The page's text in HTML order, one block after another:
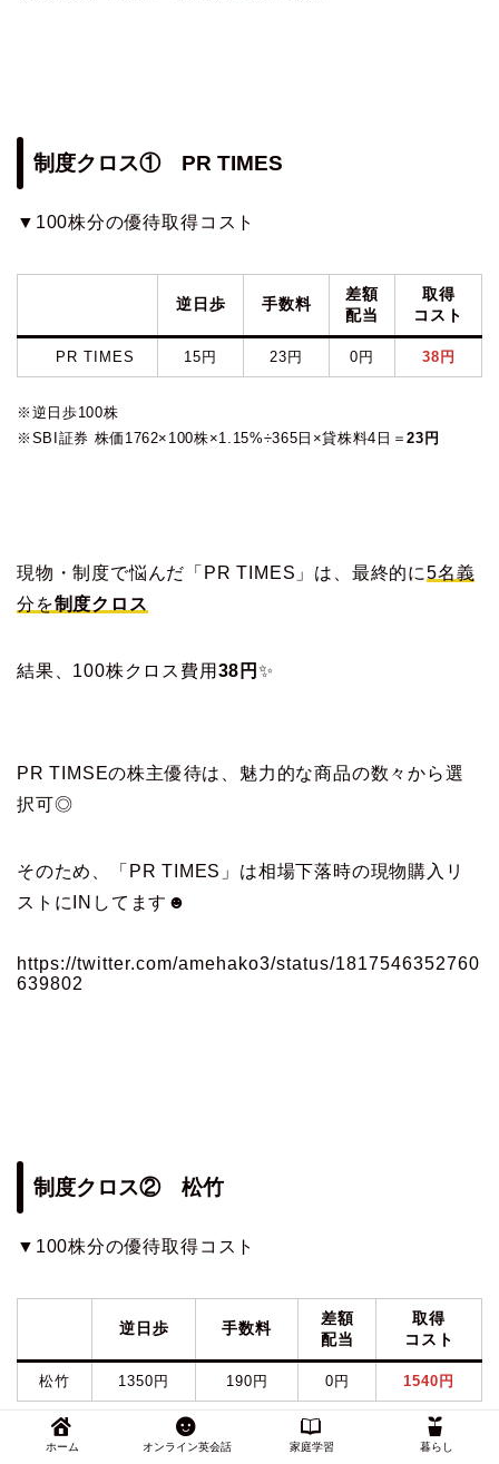
制度クロス① PR TIMES
▼100株分の優待取得コスト
逆日歩 手数料
差額
配当
取得
コスト
PR TIMES 15円 23円 0円 38円
※逆日歩100株
※SBI証券 株価1762×100株×1.15%÷365日×貸株料4日＝23円
現物・制度で悩んだ「PR TIMES」は、最終的に5名義
分を制度クロス
結果、100株クロス費用 38円✨
PR TIMSEの株主優待は、魅力的な商品の数々から選
択可◎
そのため、「PR TIMES」は相場下落時の現物購入リ
ストにINしてます☻
https://twitter.com/amehako3/status/1817546352760
639802
制度クロス② 松竹
▼100株分の優待取得コスト
逆日歩 手数料
差額
配当
取得
コスト
松竹 1350円 190円 0円 1540円
※逆日歩100株分
ホーム オンライン英会話 家庭学習 暮らし